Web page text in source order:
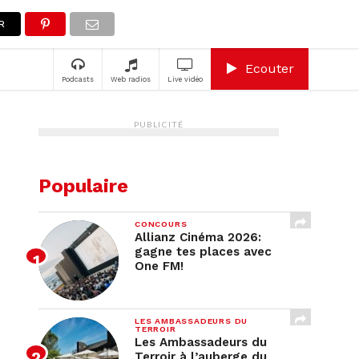
Podcasts Web radios Live vidéo
Ecouter
PUBLICITÉ
Populaire
CONCOURS
Allianz Cinéma 2026:
gagne tes places avec
One FM!
LES AMBASSADEURS DU
TERROIR
Les Ambassadeurs du